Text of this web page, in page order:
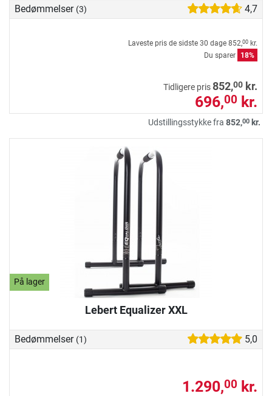
Bedømmelser (3) 4,7
Laveste pris de sidste 30 dage 852,00 kr.
Du sparer
18%
Tidligere pris852,00 kr.
696,00 kr.
Udstillingsstykke fra 852,00 kr.
På lager
Lebert Equalizer XXL
Bedømmelser (1) 5,0
1.290,00 kr.